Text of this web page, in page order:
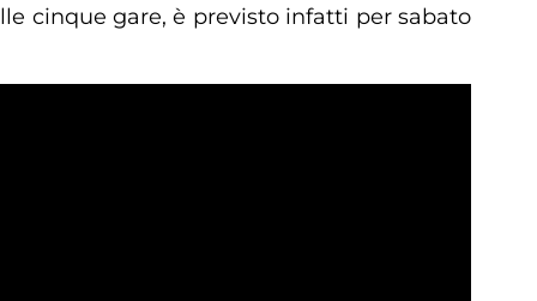
cinque gare, è previsto infatti per sabato